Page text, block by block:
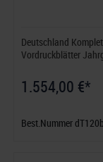
Deutschland
Vordruckblätter
1.554,00 €*
Best.Nummer dT120b